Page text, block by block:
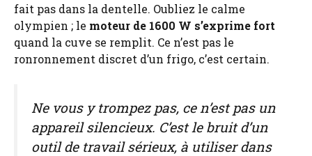
fait pas dans la dentelle. Oubliez le calme
olympien ; le moteur de 1600 W s’exprime fort
quand la cuve se remplit. Ce n’est pas le
ronronnement discret d’un frigo, c’est certain.
Ne vous y trompez pas, ce n’est pas un
appareil silencieux. C’est le bruit d’un
outil de travail sérieux, à utiliser dans